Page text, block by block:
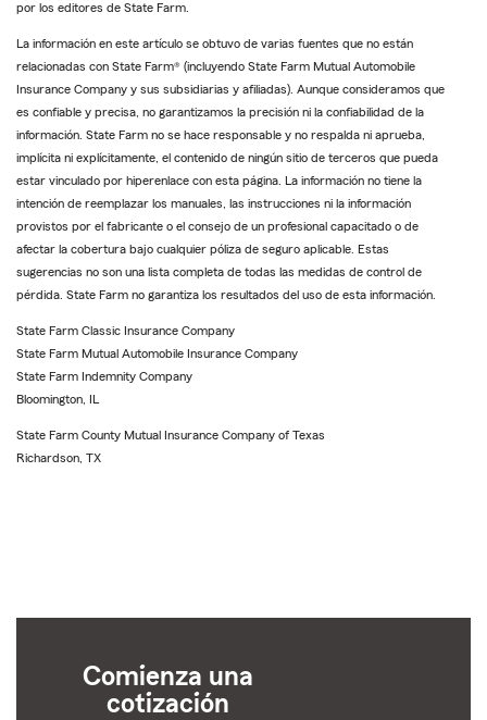
por los editores de State Farm.
La información en este artículo se obtuvo de varias fuentes que no están
relacionadas con State Farm® (incluyendo State Farm Mutual Automobile
Insurance Company y sus subsidiarias y afiliadas). Aunque consideramos que
es confiable y precisa, no garantizamos la precisión ni la confiabilidad de la
información. State Farm no se hace responsable y no respalda ni aprueba,
implícita ni explícitamente, el contenido de ningún sitio de terceros que pueda
estar vinculado por hiperenlace con esta página. La información no tiene la
intención de reemplazar los manuales, las instrucciones ni la información
provistos por el fabricante o el consejo de un profesional capacitado o de
afectar la cobertura bajo cualquier póliza de seguro aplicable. Estas
sugerencias no son una lista completa de todas las medidas de control de
pérdida. State Farm no garantiza los resultados del uso de esta información.
State Farm Classic Insurance Company
State Farm Mutual Automobile Insurance Company
State Farm Indemnity Company
Bloomington, IL
State Farm County Mutual Insurance Company of Texas
Richardson, TX
Comienza una
cotización